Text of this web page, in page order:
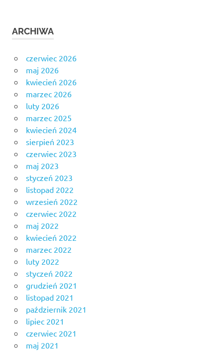
ARCHIWA
czerwiec 2026
maj 2026
kwiecień 2026
marzec 2026
luty 2026
marzec 2025
kwiecień 2024
sierpień 2023
czerwiec 2023
maj 2023
styczeń 2023
listopad 2022
wrzesień 2022
czerwiec 2022
maj 2022
kwiecień 2022
marzec 2022
luty 2022
styczeń 2022
grudzień 2021
listopad 2021
październik 2021
lipiec 2021
czerwiec 2021
maj 2021